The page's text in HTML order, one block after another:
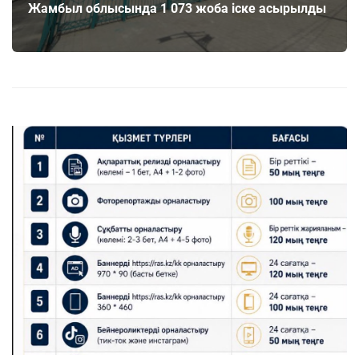
Жамбыл облысында 1 073 жоба іске асырылды